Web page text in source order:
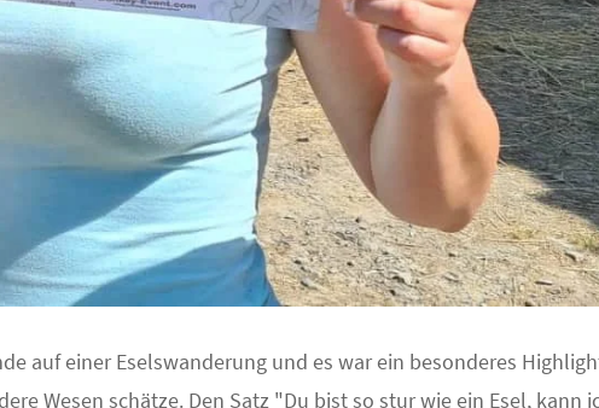
auf einer Eselswanderung und es war ein besonderes
Wesen schätze. Den Satz "Du bist so stur wie ein Esel, kann